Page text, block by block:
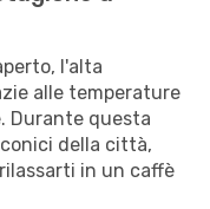
l'alta
alle temperature
Durante questa
della città,
in un caffè